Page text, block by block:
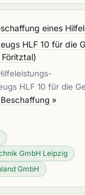
eines
HLF 10 für die
)
HLF 10 für die
»
GmbH Leipzig
GmbH